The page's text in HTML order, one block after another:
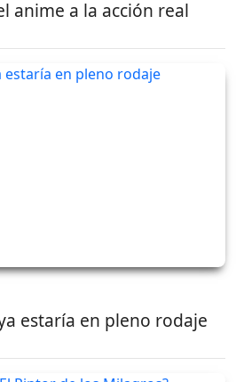
anime a la acción real
estaría en pleno rodaje